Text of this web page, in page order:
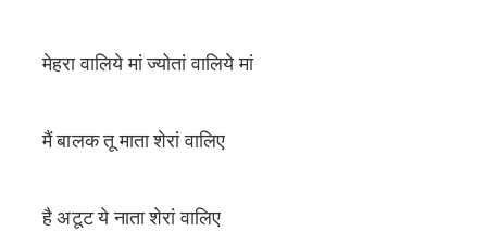
मेहरा वालिये मां ज्योतां वालिये मां
मैं बालक तू माता शेरां वालिए
है अटूट ये नाता शेरां वालिए